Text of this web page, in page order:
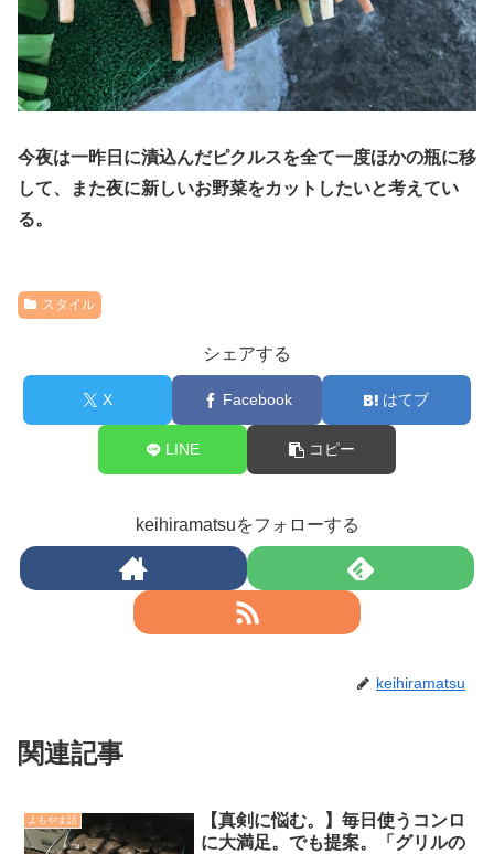
今夜は一昨日に漬込んだピクルスを全て一度ほかの瓶に移
して、また夜に新しいお野菜をカットしたいと考えてい
る。
スタイル
シェアする
X Facebook はてブ
LINE コピー
keihiramatsuをフォローする
keihiramatsu
関連記事
よもやま話
【真剣に悩む。】毎日使うコンロ
に大満足。でも提案。「グリルの